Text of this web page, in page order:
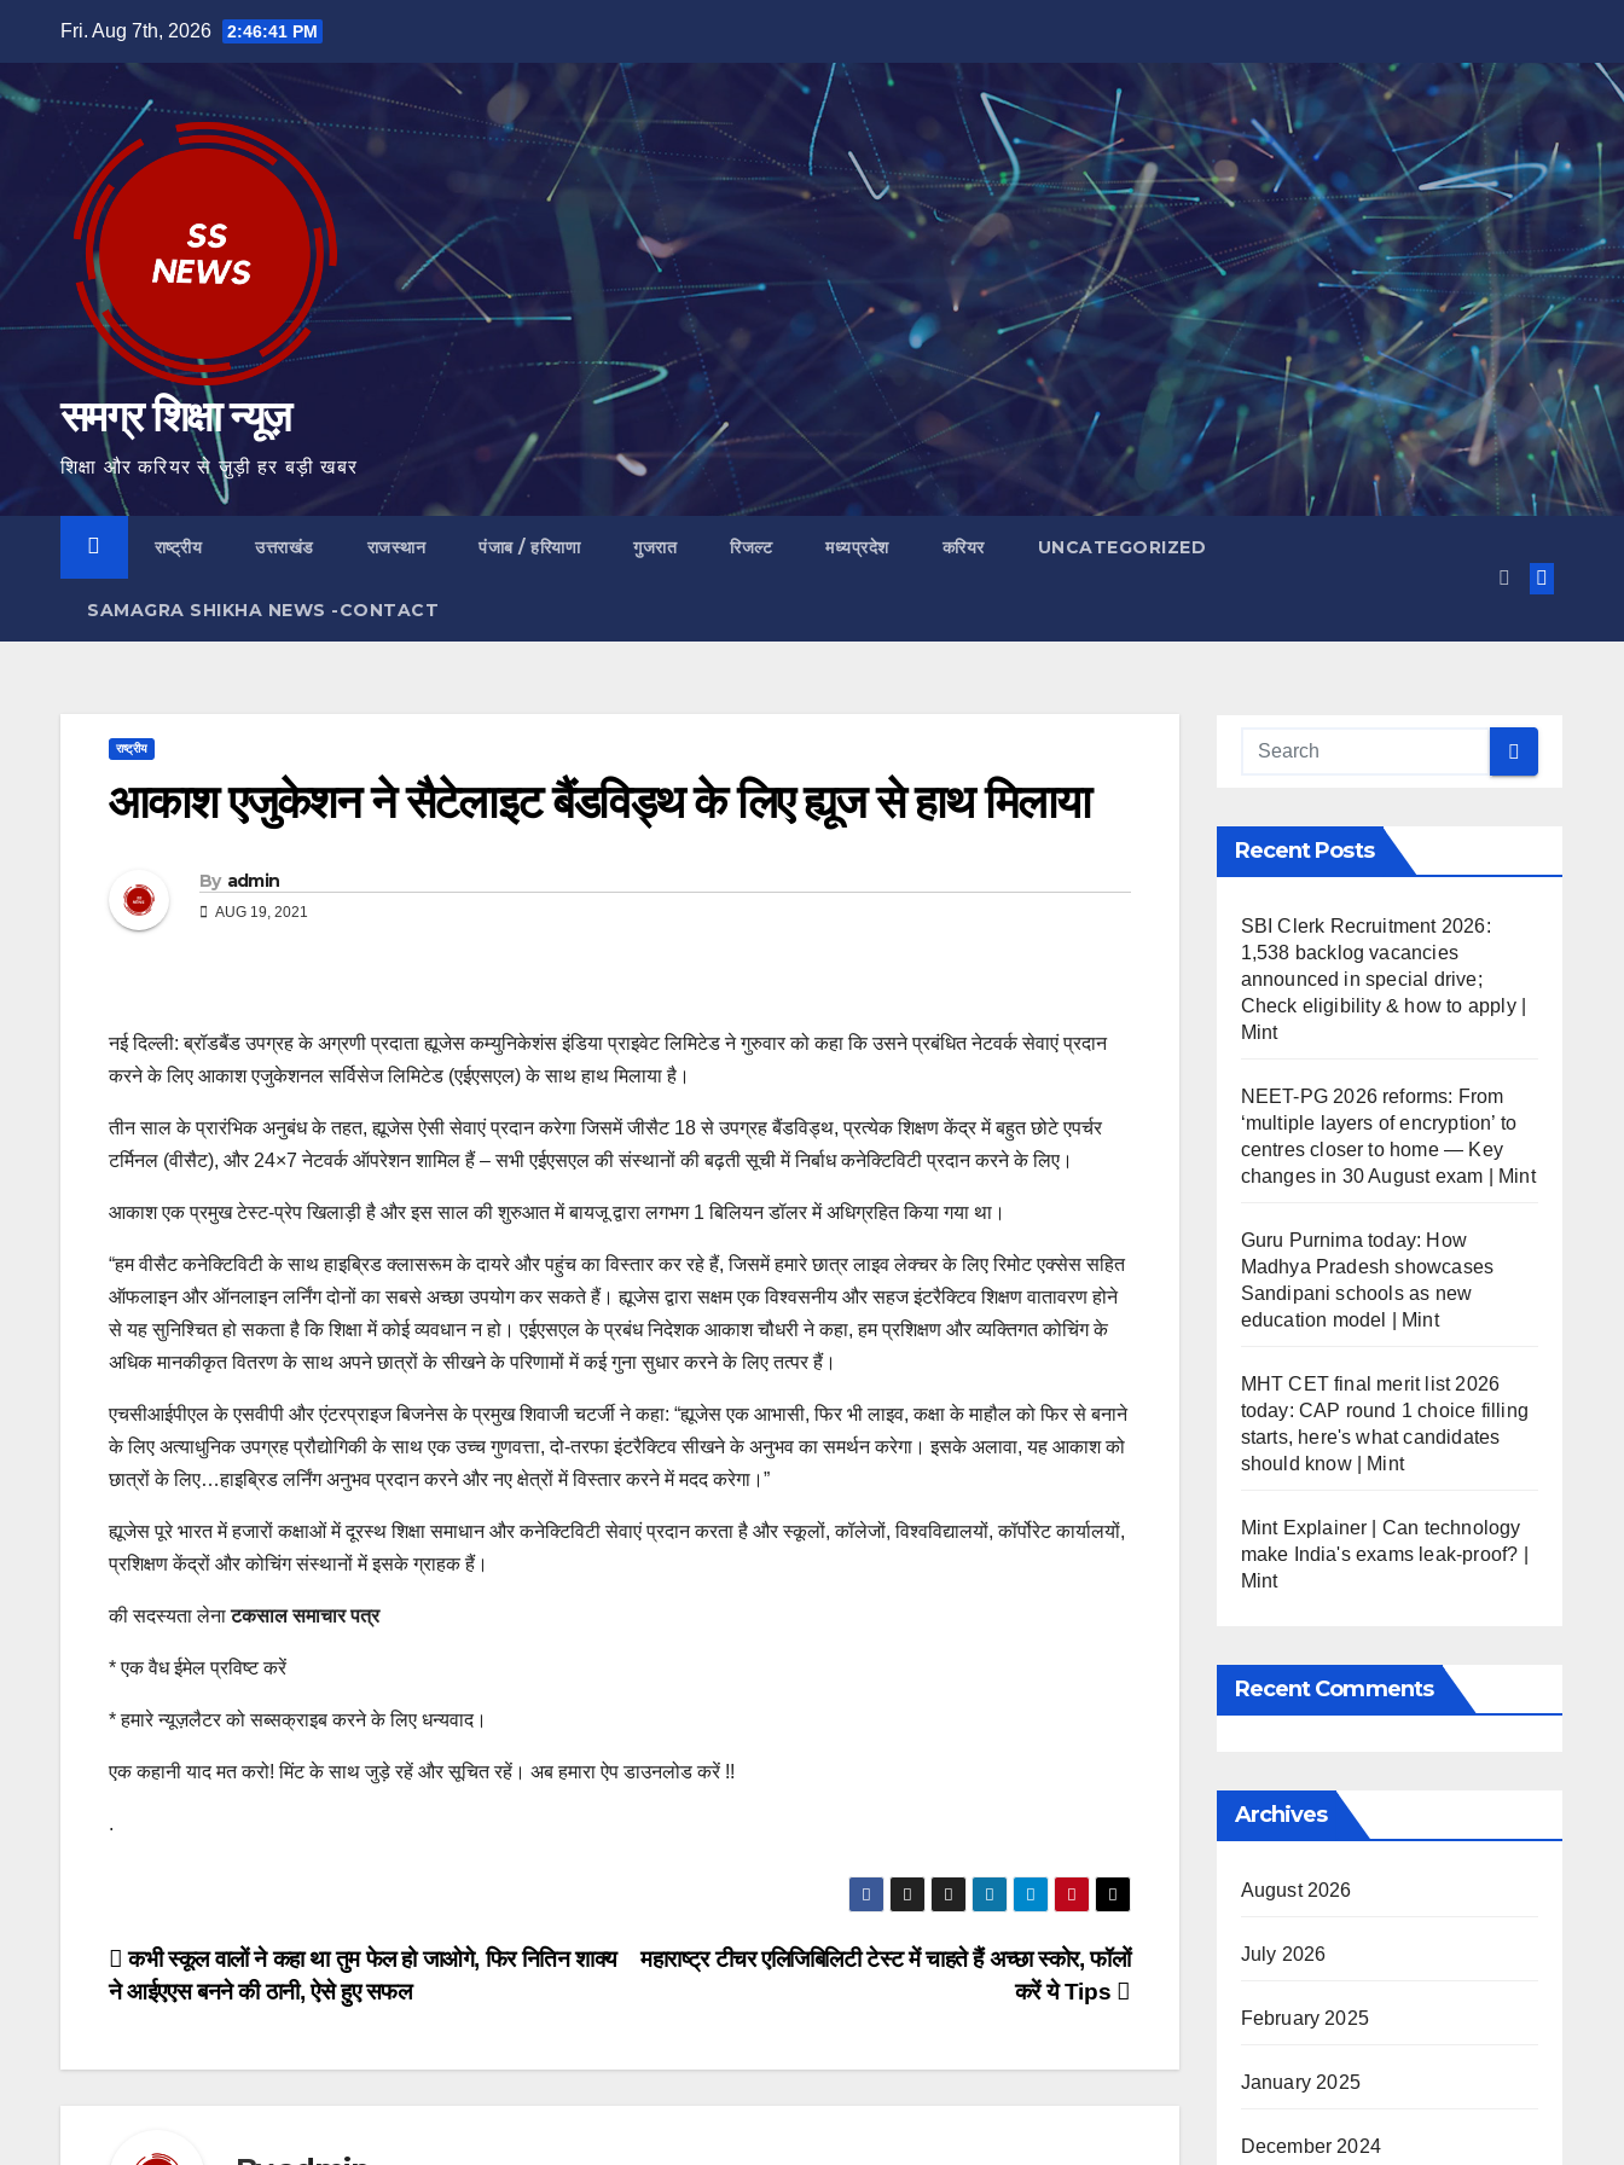
content
Fri. Aug 7th, 2026 2:46:42 PM
समग्र शिक्षा न्यूज़
शिक्षा और करियर से जुड़ी हर बड़ी खबर
राष्ट्रीय उत्तराखंड राजस्थान पंजाब / हरियाणा गुजरात रिजल्ट मध्यप्रदेश करियर UNCATEGORIZED
SAMAGRA SHIKHA NEWS -CONTACT
राष्ट्रीय
आकाश एजुकेशन ने सैटेलाइट बैंडविड्थ के लिए ह्यूज से हाथ मिलाया
By admin
AUG 19, 2021
नई दिल्ली: ब्रॉडबैंड उपग्रह के अग्रणी प्रदाता ह्यूजेस कम्युनिकेशंस इंडिया प्राइवेट लिमिटेड ने गुरुवार को कहा कि उसने प्रबंधित नेटवर्क सेवाएं प्रदान
करने के लिए आकाश एजुकेशनल सर्विसेज लिमिटेड (एईएसएल) के साथ हाथ मिलाया है।
तीन साल के प्रारंभिक अनुबंध के तहत, ह्यूजेस ऐसी सेवाएं प्रदान करेगा जिसमें जीसैट 18 से उपग्रह बैंडविड्थ, प्रत्येक शिक्षण केंद्र में बहुत छोटे एपर्चर
टर्मिनल (वीसैट), और 24×7 नेटवर्क ऑपरेशन शामिल हैं – सभी एईएसएल की संस्थानों की बढ़ती सूची में निर्बाध कनेक्टिविटी प्रदान करने के लिए।
आकाश एक प्रमुख टेस्ट-प्रेप खिलाड़ी है और इस साल की शुरुआत में बायजू द्वारा लगभग 1 बिलियन डॉलर में अधिग्रहित किया गया था।
“हम वीसैट कनेक्टिविटी के साथ हाइब्रिड क्लासरूम के दायरे और पहुंच का विस्तार कर रहे हैं, जिसमें हमारे छात्र लाइव लेक्चर के लिए रिमोट एक्सेस सहित
ऑफलाइन और ऑनलाइन लर्निंग दोनों का सबसे अच्छा उपयोग कर सकते हैं। ह्यूजेस द्वारा सक्षम एक विश्वसनीय और सहज इंटरैक्टिव शिक्षण वातावरण होने
से यह सुनिश्चित हो सकता है कि शिक्षा में कोई व्यवधान न हो। एईएसएल के प्रबंध निदेशक आकाश चौधरी ने कहा, हम प्रशिक्षण और व्यक्तिगत कोचिंग के
अधिक मानकीकृत वितरण के साथ अपने छात्रों के सीखने के परिणामों में कई गुना सुधार करने के लिए तत्पर हैं।
एचसीआईपीएल के एसवीपी और एंटरप्राइज बिजनेस के प्रमुख शिवाजी चटर्जी ने कहा: “ह्यूजेस एक आभासी, फिर भी लाइव, कक्षा के माहौल को फिर से बनाने
के लिए अत्याधुनिक उपग्रह प्रौद्योगिकी के साथ एक उच्च गुणवत्ता, दो-तरफा इंटरैक्टिव सीखने के अनुभव का समर्थन करेगा। इसके अलावा, यह आकाश को
छात्रों के लिए…हाइब्रिड लर्निंग अनुभव प्रदान करने और नए क्षेत्रों में विस्तार करने में मदद करेगा।”
ह्यूजेस पूरे भारत में हजारों कक्षाओं में दूरस्थ शिक्षा समाधान और कनेक्टिविटी सेवाएं प्रदान करता है और स्कूलों, कॉलेजों, विश्वविद्यालयों, कॉर्पोरेट कार्यालयों,
प्रशिक्षण केंद्रों और कोचिंग संस्थानों में इसके ग्राहक हैं।
की सदस्यता लेनाटकसाल समाचार पत्र
*एक वैध ईमेल प्रविष्ट करें
*हमारे न्यूज़लैटर को सब्सक्राइब करने के लिए धन्यवाद।
एक कहानी याद मत करो! मिंट के साथ जुड़े रहें और सूचित रहें। अब हमारा ऐप डाउनलोड करें !!
.
Post
navigation
महाराष्ट्र टीचर एलिजिबिलिटी टेस्ट में चाहते हैं अच्छा स्कोर, फॉलों
करें ये Tips
कभी स्कूल वालों ने कहा था तुम फेल हो जाओगे, फिर नितिन शाक्य
ने आईएएस बनने की ठानी, ऐसे हुए सफल
Recent Posts
SBI Clerk Recruitment 2026:
1,538 backlog vacancies
announced in special drive;
Check eligibility & how to apply |
Mint
NEET-PG 2026 reforms: From
‘multiple layers of encryption’ to
centres closer to home — Key
changes in 30 August exam | Mint
Guru Purnima today: How
Madhya Pradesh showcases
Sandipani schools as new
education model | Mint
MHT CET final merit list 2026
today: CAP round 1 choice filling
starts, here's what candidates
should know | Mint
Mint Explainer | Can technology
make India's exams leak-proof? |
Mint
Recent Comments
Archives
August 2026
July 2026
February 2025
January 2025
December 2024